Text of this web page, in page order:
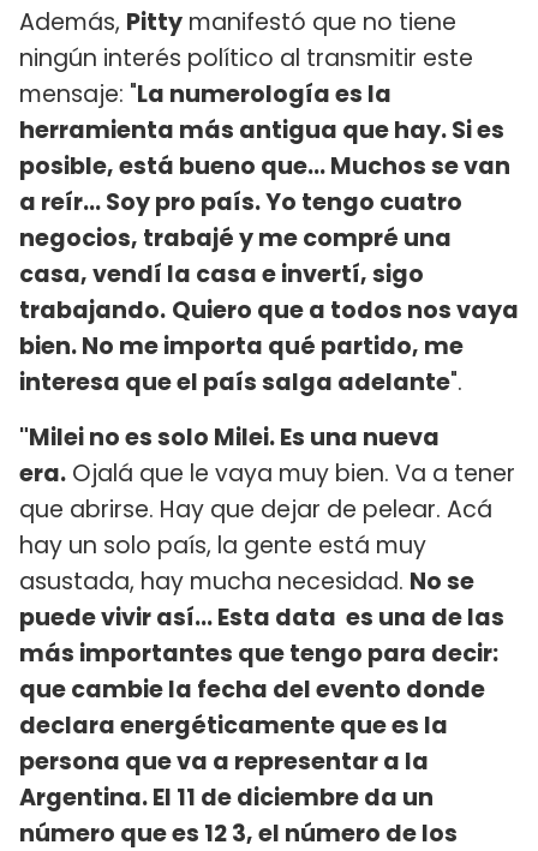
Además, Pitty manifestó que no tiene
ningún interés político al transmitir este
mensaje: "La numerología es la
herramienta más antigua que hay. Si es
posible, está bueno que... Muchos se van
a reír... Soy pro país. Yo tengo cuatro
negocios, trabajé y me compré una
casa, vendí la casa e invertí, sigo
trabajando. Quiero que a todos nos vaya
bien. No me importa qué partido, me
interesa que el país salga adelante".
"Milei no es solo Milei. Es una nueva
era. Ojalá que le vaya muy bien. Va a tener
que abrirse. Hay que dejar de pelear. Acá
hay un solo país, la gente está muy
asustada, hay mucha necesidad. No se
puede vivir así... Esta data es una de las
más importantes que tengo para decir:
que cambie la fecha del evento donde
declara energéticamente que es la
persona que va a representar a la
Argentina. El 11 de diciembre da un
número que es 12 3, el número de los